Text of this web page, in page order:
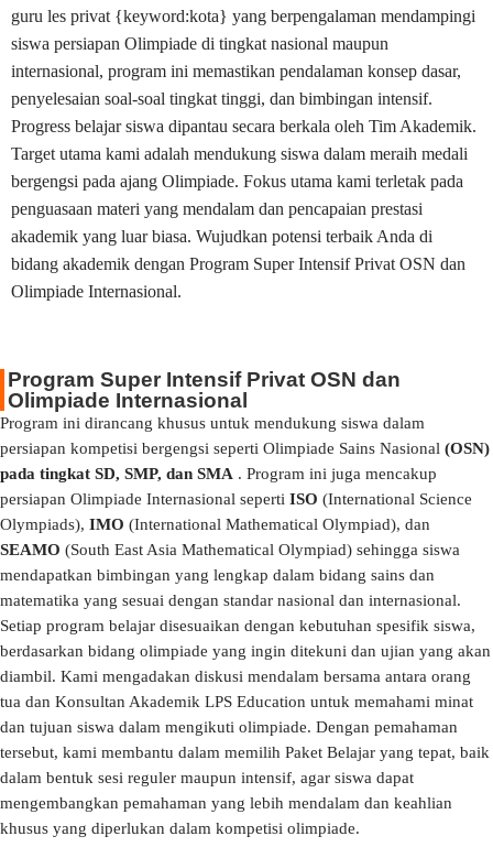
guru les privat {keyword:kota} yang berpengalaman mendampingi
siswa persiapan Olimpiade di tingkat nasional maupun
internasional, program ini memastikan pendalaman konsep dasar,
penyelesaian soal-soal tingkat tinggi, dan bimbingan intensif.
Progress belajar siswa dipantau secara berkala oleh Tim Akademik.
Target utama kami adalah mendukung siswa dalam meraih medali
bergengsi pada ajang Olimpiade. Fokus utama kami terletak pada
penguasaan materi yang mendalam dan pencapaian prestasi
akademik yang luar biasa. Wujudkan potensi terbaik Anda di
bidang akademik dengan Program Super Intensif Privat OSN dan
Olimpiade Internasional.
Program Super Intensif Privat OSN dan
Olimpiade Internasional
Program ini dirancang khusus untuk mendukung siswa dalam
persiapan kompetisi bergengsi seperti Olimpiade Sains Nasional (OSN)
pada tingkat SD, SMP, dan SMA . Program ini juga mencakup
persiapan Olimpiade Internasional seperti ISO (International Science
Olympiads), IMO (International Mathematical Olympiad), dan
SEAMO (South East Asia Mathematical Olympiad) sehingga siswa
mendapatkan bimbingan yang lengkap dalam bidang sains dan
matematika yang sesuai dengan standar nasional dan internasional.
Setiap program belajar disesuaikan dengan kebutuhan spesifik siswa,
berdasarkan bidang olimpiade yang ingin ditekuni dan ujian yang akan
diambil. Kami mengadakan diskusi mendalam bersama antara orang
tua dan Konsultan Akademik LPS Education untuk memahami minat
dan tujuan siswa dalam mengikuti olimpiade. Dengan pemahaman
tersebut, kami membantu dalam memilih Paket Belajar yang tepat, baik
dalam bentuk sesi reguler maupun intensif, agar siswa dapat
mengembangkan pemahaman yang lebih mendalam dan keahlian
khusus yang diperlukan dalam kompetisi olimpiade.